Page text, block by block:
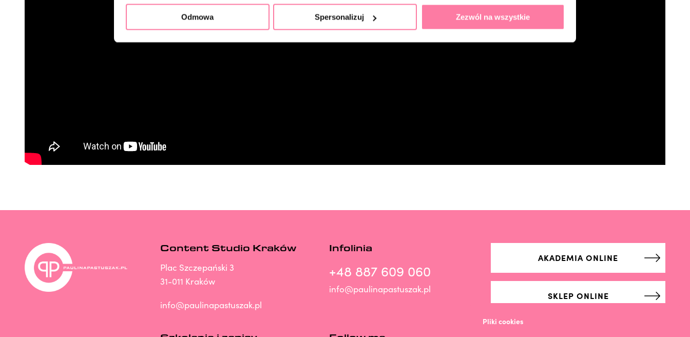
Odmowa Spersonalizuj Zezwól na wszystkie
Content Studio Kraków
Plac Szczepański 3
31-011 Kraków
info@paulinapastuszak.pl
Infolinia
+48 887 609 060
info@paulinapastuszak.pl
AKADEMIA ONLINE
SKLEP ONLINE
Pliki cookies